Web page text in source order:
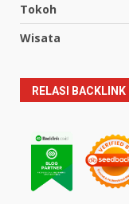
Tokoh
Wisata
RELASI BACKLINK